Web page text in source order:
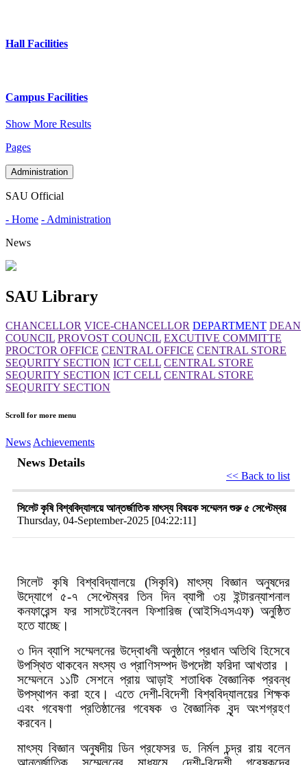
Hall Facilities
Campus Facilities
Show More Results
Pages
Administration
SAU Official
- Home - Administration
News
SAU Library
CHANCELLOR VICE-CHANCELLOR DEPARTMENT DEAN
COUNCIL PROVOST COUNCIL EXCUTIVE COMMITTE
PROCTOR OFFICE CENTRAL OFFICE CENTRAL STORE
SEQURITY SECTION ICT CELL CENTRAL STORE
SEQURITY SECTION ICT CELL CENTRAL STORE
SEQURITY SECTION
Scroll for more menu
News Achievements
News Details
<< Back to list
সিলেট কৃষি বিশ্ববিদ্যালয়ে আন্তর্জাতিক মাৎস্য বিষয়ক সম্মেলন শুরু ৫ সেপ্টেম্বর
Thursday, 04-September-2025 [04:22:11]
সিলেট কৃষি বিশ্ববিদ্যালয়ে (সিকৃবি) মাৎস্য বিজ্ঞান অনুষদের
উদ্যোগে ৫-৭ সেপ্টেম্বর তিন দিন ব্যাপী ৩য় ইন্টারন্যাশনাল
কনফারেন্স ফর সাসটেইনেবল ফিশারিজ (আইসিএসএফ) অনুষ্ঠিত
হতে যাচ্ছে।
৩ দিন ব্যাপি সম্মেলনের উদ্বোধনী অনুষ্ঠানে প্রধান অতিথি হিসেবে
উপস্থিত থাকবেন মৎস্য ও প্রাণিসম্পদ উপদেষ্টা ফরিদা আখতার ।
সম্মেলনে ১১টি সেশনে প্রায় আড়াই শতাধিক বৈজ্ঞানিক প্রবন্ধ
উপস্থাপন করা হবে। এতে দেশী-বিদেশী বিশ্ববিদ্যালয়ের শিক্ষক
এবং গবেষণা প্রতিষ্ঠানের গবেষক ও বৈজ্ঞানিক বৃন্দ অংশগ্রহণ
করবেন।
মাৎস্য বিজ্ঞান অনুষদীয় ডিন প্রফেসর ড. নির্মল চন্দ্র রায় বলেন